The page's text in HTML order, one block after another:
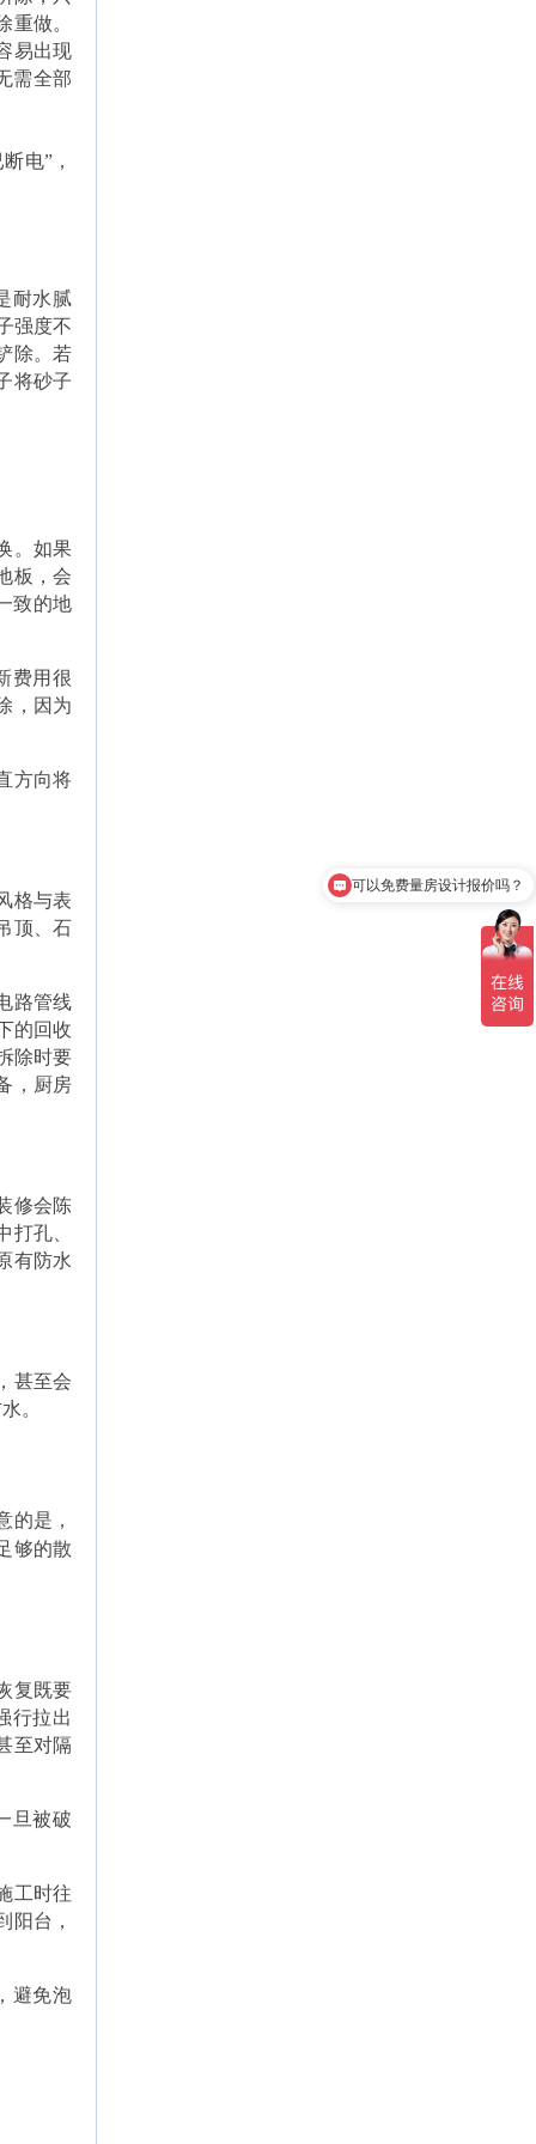
重做。
易出现
需全部
电”，
耐水腻
强度不
除。若
将砂子
。如果
板，会
致的地
费用很
，因为
方向将
格与表
顶、石
路管线
的回收
除时要
，厨房
修会陈
孔、
有防水
甚至会
。
的是，
够的散
复既要
行拉出
至对隔
旦被破
工时往
阳台，
避免泡